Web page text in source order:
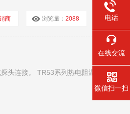
商 浏览量：2088
头连接。 TR53系列热电阻温度计
电话
在线交流
微信扫一扫